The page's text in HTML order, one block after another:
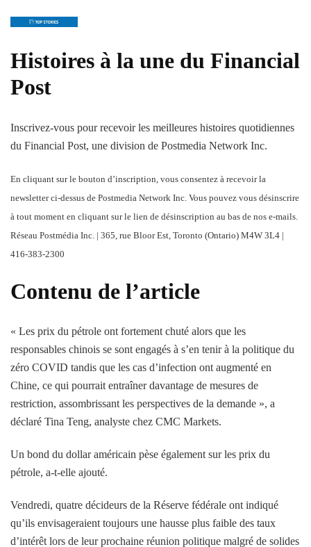
Histoires à la une du Financial
Post
Inscrivez-vous pour recevoir les meilleures histoires quotidiennes
du Financial Post, une division de Postmedia Network Inc.
En cliquant sur le bouton d’inscription, vous consentez à recevoir la
newsletter ci-dessus de Postmedia Network Inc. Vous pouvez vous désinscrire
à tout moment en cliquant sur le lien de désinscription au bas de nos e-mails.
Réseau Postmédia Inc. | 365, rue Bloor Est, Toronto (Ontario) M4W 3L4 |
416-383-2300
Contenu de l’article
« Les prix du pétrole ont fortement chuté alors que les
responsables chinois se sont engagés à s’en tenir à la politique du
zéro COVID tandis que les cas d’infection ont augmenté en
Chine, ce qui pourrait entraîner davantage de mesures de
restriction, assombrissant les perspectives de la demande », a
déclaré Tina Teng, analyste chez CMC Markets.
Un bond du dollar américain pèse également sur les prix du
pétrole, a-t-elle ajouté.
Vendredi, quatre décideurs de la Réserve fédérale ont indiqué
qu’ils envisageraient toujours une hausse plus faible des taux
d’intérêt lors de leur prochaine réunion politique malgré de solides